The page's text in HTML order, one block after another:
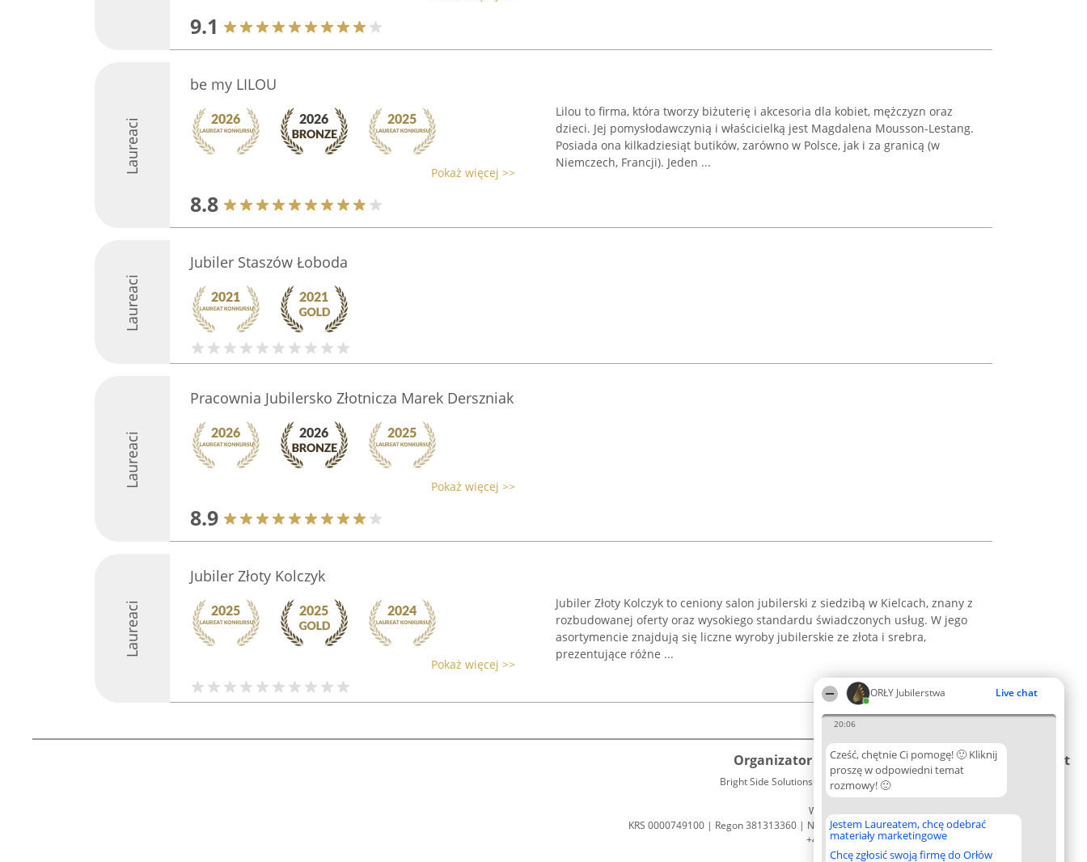
ORŁY Jubilerstwa Live chat
20:06
Cześć, chętnie Ci pomogę! 🙂 Kliknij
proszę w odpowiedni temat
rozmowy! 🙂
Jestem Laureatem, chcę odebrać
materiały marketingowe
Chcę zgłosić swoją firmę do Orłów
9.1
Laureaci
be my LILOU
Pokaż więcej >>
8.8
Lilou to firma, która tworzy biżuterię i akcesoria dla kobiet, mężczyzn oraz
dzieci. Jej pomysłodawczynią i właścicielką jest Magdalena Mousson-Lestang.
Posiada ona kilkadziesiąt butików, zarówno w Polsce, jak i za granicą (w
Niemczech, Francji). Jeden ...
Laureaci
Jubiler Staszów Łoboda
Laureaci
Pracownia Jubilersko Złotnicza Marek Derszniak
Pokaż więcej >>
8.9
Laureaci
Jubiler Złoty Kolczyk
Pokaż więcej >>
Jubiler Złoty Kolczyk to ceniony salon jubilerski z siedzibą w Kielcach, znany z
rozbudowanej oferty oraz wysokiego standardu świadczonych usług. W jego
asortymencie znajdują się liczne wyroby jubilerskie ze złota i srebra,
prezentujące różne ...
Organizator plebiscytu
Bright Side Solutions sp. z o. o. sp. k.
ul. Ruska 22
Wrocław 50-079
KRS 0000749100 | Regon 381313360 | NIP 8943132676
+48 508 492 400
Plebiscyt
Lista
Laureatów
Zasady
Regulamin
Kontakt